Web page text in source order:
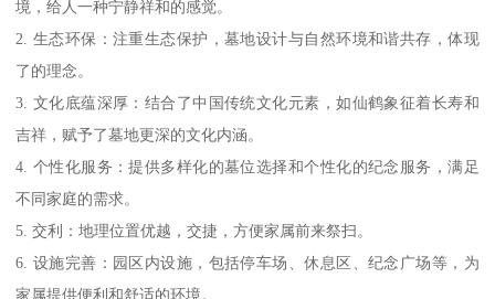
境，给人一种宁静祥和的感觉。
2. 生态环保：注重生态保护，墓地设计与自然环境和谐共存，体现
了的理念。
3. 文化底蕴深厚：结合了中国传统文化元素，如仙鹤象征着长寿和
吉祥，赋予了墓地更深的文化内涵。
4. 个性化服务：提供多样化的墓位选择和个性化的纪念服务，满足
不同家庭的需求。
5. 交利：地理位置优越，交捷，方便家属前来祭扫。
6. 设施完善：园区内设施，包括停车场、休息区、纪念广场等，为
家属提供便利和舒适的环境。